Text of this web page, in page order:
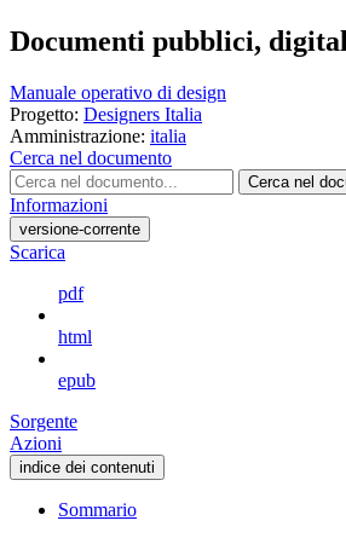
Documenti pubblici,
Manuale operativo di design
Progetto: Designers Italia
Amministrazione: italia
Cerca nel documento
Cerca nel
Informazioni
versione-corrente
Scarica
pdf
html
epub
Sorgente
Azioni
indice dei contenuti
Sommario